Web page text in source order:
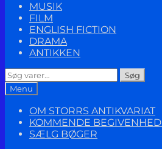
MUSIK
FILM
ENGLISH FICTION
DRAMA
ANTIKKEN
Søg
efter:
Søg
Menu
OM STORRS ANTIKVARIAT
KOMMENDE
SÆLG BØGER